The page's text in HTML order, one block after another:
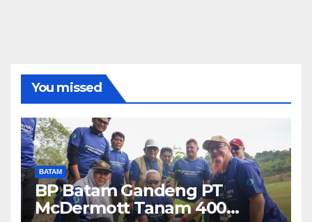
You missed
BATAM
BP Batam Gandeng PT
McDermott Tanam 400